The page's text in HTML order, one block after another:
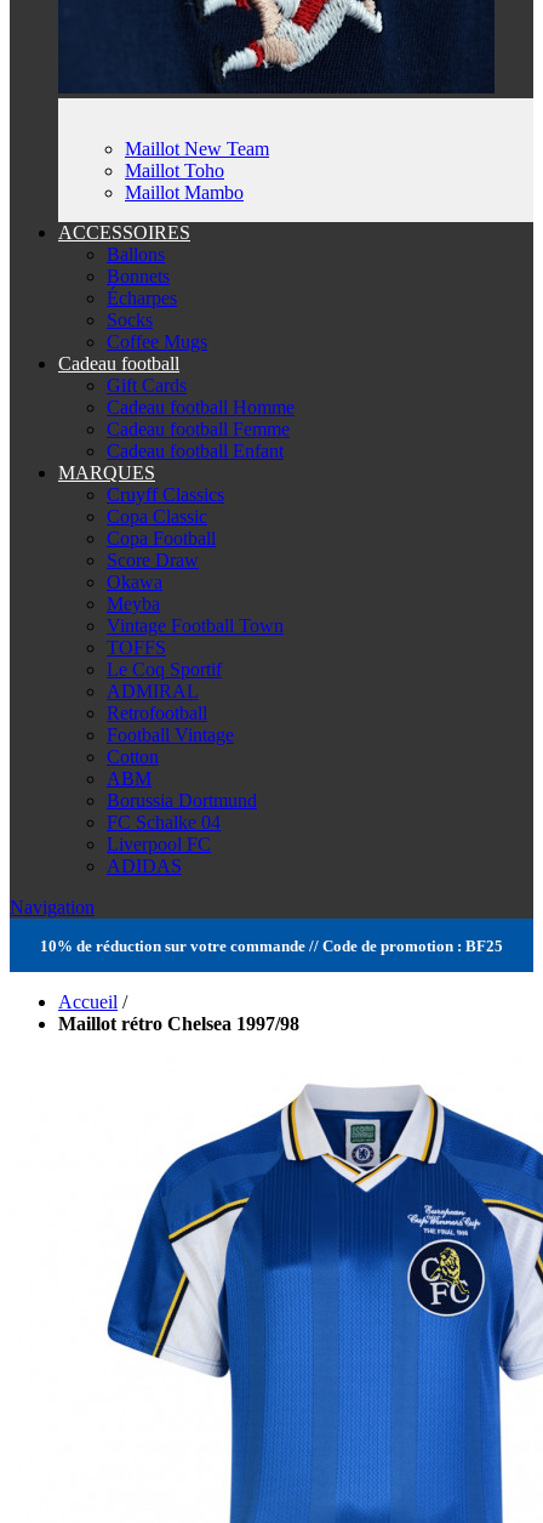
Maillot New Team
Maillot Toho
Maillot Mambo
ACCESSOIRES
Ballons
Bonnets
Écharpes
Socks
Coffee Mugs
Cadeau football
Gift Cards
Cadeau football Homme
Cadeau football Femme
Cadeau football Enfant
MARQUES
Cruyff Classics
Copa Classic
Copa Football
Score Draw
Okawa
Meyba
Vintage Football Town
TOFFS
Le Coq Sportif
ADMIRAL
Retrofootball
Football Vintage
Cotton
ABM
Borussia Dortmund
FC Schalke 04
Liverpool FC
ADIDAS
Navigation
10% de réduction sur votre commande // Code de promotion : BF25
Accueil /
Maillot rétro Chelsea 1997/98